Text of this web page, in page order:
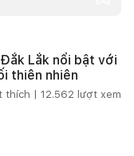
Lắk nổi bật với
thiên nhiên
thích | 12.562 lượt xem